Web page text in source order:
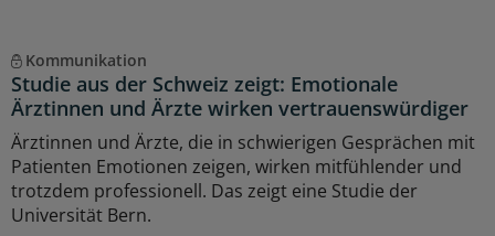
Kommunikation
Studie aus der Schweiz zeigt: Emotionale
Ärztinnen und Ärzte wirken vertrauenswürdiger
Ärztinnen und Ärzte, die in schwierigen Gesprächen mit
Patienten Emotionen zeigen, wirken mitfühlender und
trotzdem professionell. Das zeigt eine Studie der
Universität Bern.